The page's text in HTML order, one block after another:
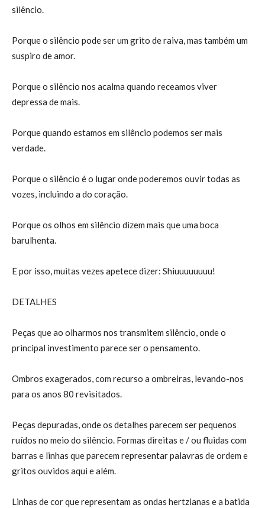
silêncio.
Porque o silêncio pode ser um grito de raiva, mas também um
suspiro de amor.
Porque o silêncio nos acalma quando receamos viver
depressa de mais.
Porque quando estamos em silêncio podemos ser mais
verdade.
Porque o silêncio é o lugar onde poderemos ouvir todas as
vozes, incluindo a do coração.
Porque os olhos em silêncio dizem mais que uma boca
barulhenta.
E por isso, muitas vezes apetece dizer: Shiuuuuuuuu!
DETALHES
Peças que ao olharmos nos transmitem silêncio, onde o
principal investimento parece ser o pensamento.
Ombros exagerados, com recurso a ombreiras, levando-nos
para os anos 80 revisitados.
Peças depuradas, onde os detalhes parecem ser pequenos
ruídos no meio do silêncio. Formas direitas e / ou fluidas com
barras e linhas que parecem representar palavras de ordem e
gritos ouvidos aqui e além.
Linhas de cor que representam as ondas hertzianas e a batida